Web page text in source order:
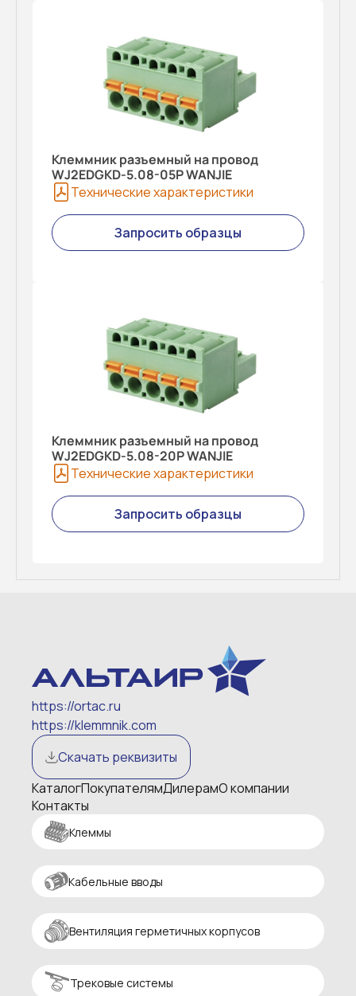
Клеммник разъемный на провод
WJ2EDGKD-5.08-05P WANJIE
Технические характеристики
Запросить образцы
Клеммник разъемный на провод
WJ2EDGKD-5.08-20P WANJIE
Технические характеристики
Запросить образцы
https://ortac.ru
https://klemmnik.com
Скачать реквизиты
КаталогПокупателямДилерамО компании
Контакты
Клеммы
Кабельные вводы
Вентиляция герметичных корпусов
Трековые системы